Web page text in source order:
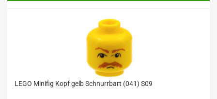
LEGO Minifig Kopf gelb Schnurrbart (041) S09